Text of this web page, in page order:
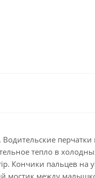
перчатки
тепло в
Кончики пальцев
мостик между